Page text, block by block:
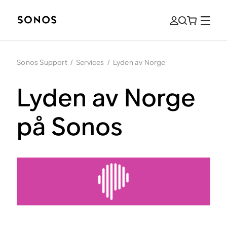
Sonos Support / Services / Lyden av Norge
Lyden av Norge
på Sonos